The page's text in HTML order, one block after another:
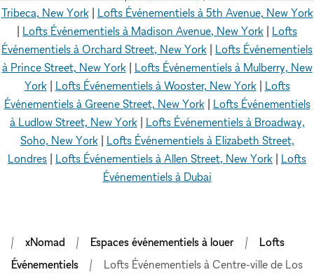
Tribeca, New York| Lofts Événementiels à 5th Avenue, New York
Lofts Événementiels à Madison Avenue, New York
Lofts
Événementiels à Orchard Street, New York
Lofts Événementiels
à Prince Street, New York| Lofts Événementiels à Mulberry, New
York| Lofts Événementiels à Wooster, New York| Lofts
Événementiels à Greene Street, New York| Lofts Événementiels
à Ludlow Street, New York| Lofts Événementiels à Broadway,
Soho, New York| Lofts Événementiels à Elizabeth Street,
Londres
Lofts Événementiels à Allen Street, New York
Lofts
Événementiels à Dubai
xNomad Espaces événementiels à louer
Lofts
Événementiels
Lofts Événementiels à Centre-ville de Los